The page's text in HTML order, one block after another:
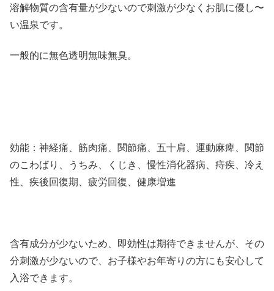
溶解物質の含有量が少ないので刺激が少なくお肌に優し〜
い温泉です。
一般的に無色透明無味無臭。
効能：神経痛、筋肉痛、関節痛、五十肩、運動麻痺、関節
のこわばり、うちみ、くじき、慢性消化器病、痔疾、冷え
性、疾後回復期、疲労回復、健康増進
含有成分が少ないため、即効性は期待できませんが、その
分刺激が少ないので、お子様やお年寄りの方にも安心して
入浴できます。